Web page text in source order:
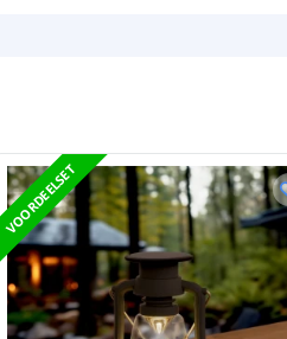
Schakelaar aan/uit
Aantal lichtstanden
Batterij
Type batterij
VOORDEELSET